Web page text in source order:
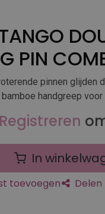
PIN
pinnen glijden
handgreep
Registreren
In
toevoegen Delen